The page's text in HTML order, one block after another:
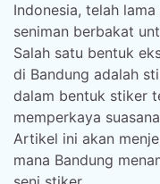
Indonesia, telah
seniman berbakat
Salah satu bentuk
di Bandung adalah
dalam bentuk stiker
memperkaya
Artikel ini akan
mana Bandung